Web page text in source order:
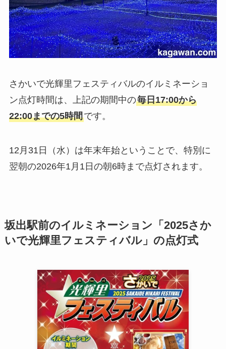
さかいで光輝里フェスティバルのイルミネーショ
ン点灯時間は、上記の期間中の毎日17:00から
22:00までの5時間です。
12月31日（水）は年末年始ということで、特別に
翌朝の2026年1月1日の朝6時まで点灯されます。
坂出駅前のイルミネーション「2025さか
いで光輝里フェスティバル」の点灯式